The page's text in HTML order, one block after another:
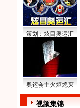
策划：炫目奥运汇
奥运会主火炬熄灭
视频集锦